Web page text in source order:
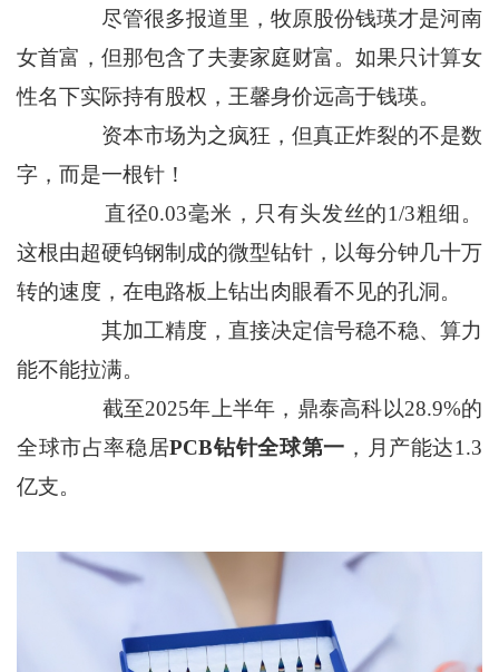
尽管很多报道里，牧原股份钱瑛才是河南
女首富，但那包含了夫妻家庭财富。如果只计算女
性名下实际持有股权，王馨身价远高于钱瑛。
资本市场为之疯狂，但真正炸裂的不是数
字，而是一根针！
直径0.03毫米，只有头发丝的1/3粗细。
这根由超硬钨钢制成的微型钻针，以每分钟几十万
转的速度，在电路板上钻出肉眼看不见的孔洞。
其加工精度，直接决定信号稳不稳、算力
能不能拉满。
截至2025年上半年，鼎泰高科以28.9%的
全球市占率稳居PCB钻针全球第一 ，月产能达1.3
亿支。